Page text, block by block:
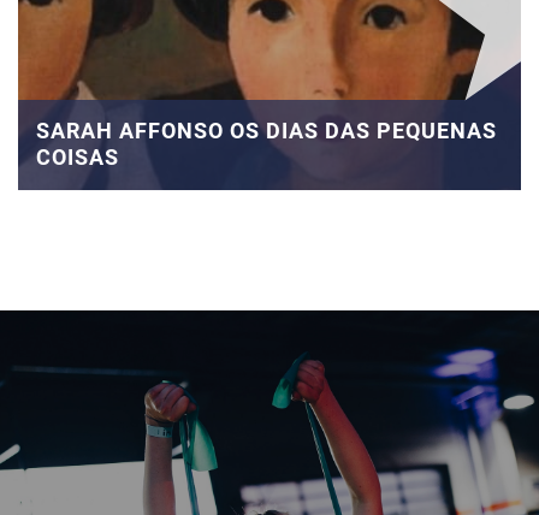
SARAH AFFONSO OS DIAS DAS PEQUENAS
COISAS